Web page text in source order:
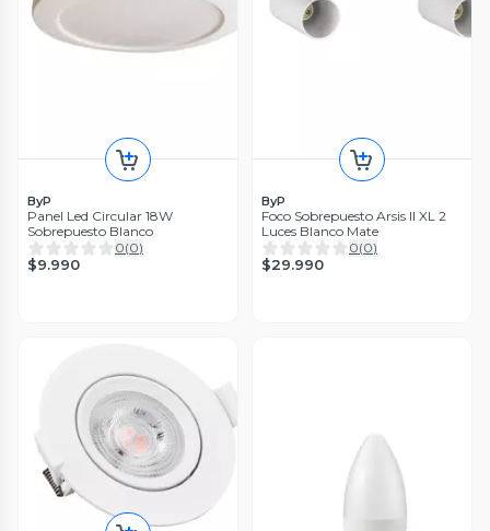
ByP
Panel Led Circular 18W
Sobrepuesto Blanco
0(0)
$9.990
ByP
Foco Sobrepuesto Arsis II XL 2
Luces Blanco Mate
0(0)
$29.990